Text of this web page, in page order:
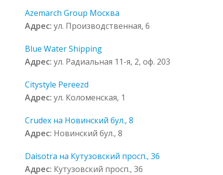
Azemarch Group Москва
Адрес: ул. Производственная, 6
Blue Water Shipping
Адрес: ул. Радиальная 11-я, 2, оф. 203
Citystyle Pereezd
Адрес: ул. Коломенская, 1
Crudex на Новинский бул., 8
Адрес: Новинский бул., 8
Daisotra на Кутузовский просп., 36
Адрес: Кутузовский просп., 36